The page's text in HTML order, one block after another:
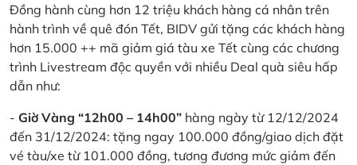
Đồng hành cùng hơn 12 triệu khách hàng cá nhân trên
hành trình về quê đón Tết, BIDV gửi tặng các khách hàng
hơn 15.000 ++ mã giảm giá tàu xe Tết cùng các chương
trình Livestream độc quyền với nhiều Deal quà siêu hấp
dẫn như:
- Giờ Vàng “12h00 – 14h00” hàng ngày từ 12/12/2024
đến 31/12/2024: tặng ngay 100.000 đồng/giao dịch đặt
vé tàu/xe từ 101.000 đồng, tương đương mức giảm đến